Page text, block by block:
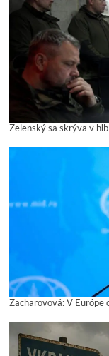
Zelenský sa skrýva v
Zacharovová: V Európe